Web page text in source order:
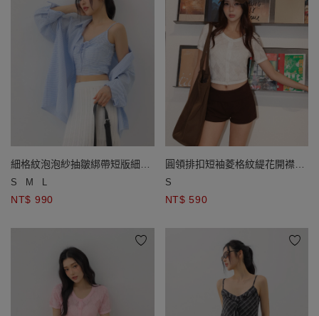
細格紋泡泡紗抽皺綁帶短版細肩
帶背心長袖長版襯衫套裝
S M L
NT$ 990
圓領排扣短袖菱格紋緹花開襟針
織衫
S
NT$ 590